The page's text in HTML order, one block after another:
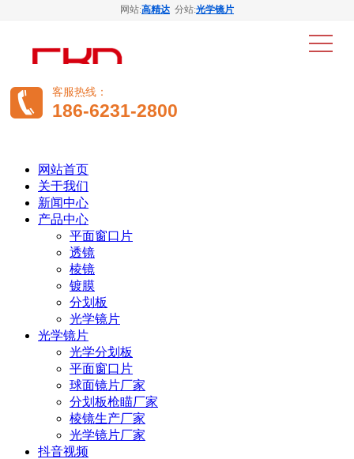
网站:高精达 分站:光学镜片
客服热线：
186-6231-2800
网站首页
关于我们
新闻中心
产品中心
平面窗口片
透镜
棱镜
镀膜
分划板
光学镜片
光学镜片
光学分划板
平面窗口片
球面镜片厂家
分划板枪瞄厂家
棱镜生产厂家
光学镜片厂家
抖音视频